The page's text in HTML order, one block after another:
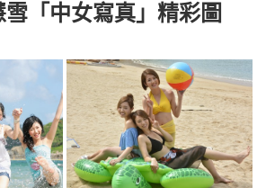
雪「中女寫真」精彩圖